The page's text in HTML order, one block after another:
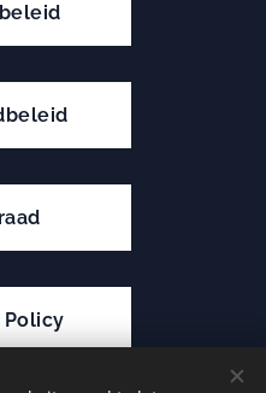
Policy